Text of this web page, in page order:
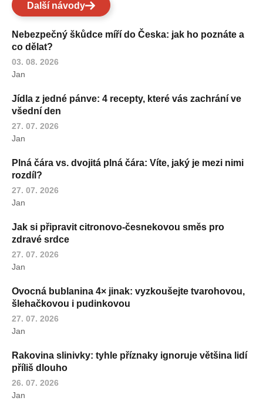
Další návody
Nebezpečný škůdce míří do Česka: jak ho poznáte a
co dělat?
03. 08. 2026
Jan
Jídla z jedné pánve: 4 recepty, které vás zachrání ve
všední den
27. 07. 2026
Jan
Plná čára vs. dvojitá plná čára: Víte, jaký je mezi nimi
rozdíl?
27. 07. 2026
Jan
Jak si připravit citronovo-česnekovou směs pro
zdravé srdce
27. 07. 2026
Jan
Ovocná bublanina 4× jinak: vyzkoušejte tvarohovou,
šlehačkovou i pudinkovou
27. 07. 2026
Jan
Rakovina slinivky: tyhle příznaky ignoruje většina lidí
příliš dlouho
26. 07. 2026
Jan